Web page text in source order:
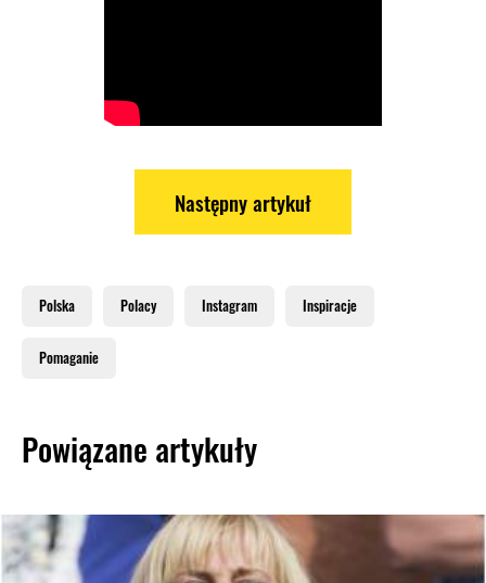
Następny artykuł
Polska Polacy Instagram Inspiracje
Pomaganie
Powiązane artykuły